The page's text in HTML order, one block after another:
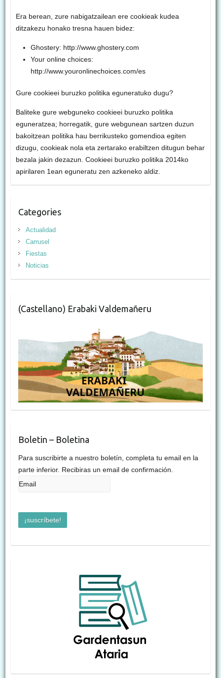
Era berean, zure nabigatzailean ere cookieak kudea
ditzakezu honako tresna hauen bidez:
Ghostery: http://www.ghostery.com
Your online choices:
http://www.youronlinechoices.com/es
Gure cookieei buruzko politika eguneratuko dugu?
Baliteke gure webguneko cookieei buruzko politika
eguneratzea; horregatik, gure webgunean sartzen duzun
bakoitzean politika hau berrikusteko gomendioa egiten
dizugu, cookieak nola eta zertarako erabiltzen ditugun behar
bezala jakin dezazun. Cookieei buruzko politika 2014ko
apirilaren 1ean eguneratu zen azkeneko aldiz.
Categories
Actualidad
Carrusel
Fiestas
Noticias
(Castellano) Erabaki Valdemañeru
Boletin – Boletina
Para suscribirte a nuestro boletín, completa tu email en la
parte inferior. Recibiras un email de confirmación.